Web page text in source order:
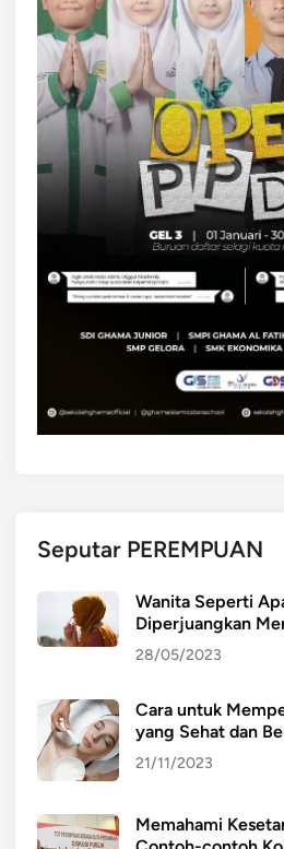
Seputar PEREMPUAN
Wanita Seperti
Diperjuangkan
28/05/2023
Cara untuk
yang Sehat dan
21/11/2023
Memahami